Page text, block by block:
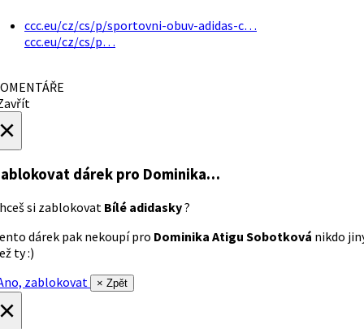
ccc.eu/cz/cs/p/sportovni-obuv-adidas-c…
ccc.eu/cz/cs/p…
dárek pro Dominika…
si zablokovat Bílé adidasky?
dárek pak nekoupí pro Dominika Atigu Sobotková nikdo
ty :)
zablokovat
× Zpět